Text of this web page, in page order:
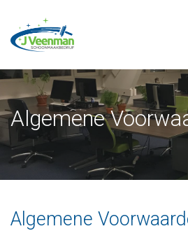
Algemene
Algemene